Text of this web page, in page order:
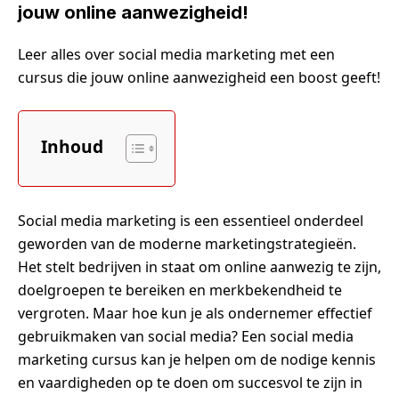
jouw online aanwezigheid!
Leer alles over social media marketing met een
cursus die jouw online aanwezigheid een boost geeft!
Inhoud
Social media marketing is een essentieel onderdeel
geworden van de moderne marketingstrategieën.
Het stelt bedrijven in staat om online aanwezig te zijn,
doelgroepen te bereiken en merkbekendheid te
vergroten. Maar hoe kun je als ondernemer effectief
gebruikmaken van social media? Een social media
marketing cursus kan je helpen om de nodige kennis
en vaardigheden op te doen om succesvol te zijn in